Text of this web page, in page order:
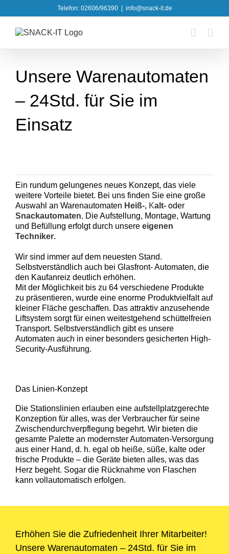
to
Telefon: 02606/96390 info@snack-it.de
Unsere Warenautomaten
– 24Std. für Sie im
Einsatz
Ein rundum gelungenes neues Konzept, das viele
weitere Vorteile bietet. Bei uns finden Sie eine große
Auswahl an Warenautomaten Heiß-, Kalt- oder
Snackautomaten. Die Aufstellung, Montage, Wartung
und Befüllung erfolgt durch unsere eigenen
Techniker.
Wir sind immer auf dem neuesten Stand.
Selbstverständlich auch bei Glasfront- Automaten, die
den Kaufanreiz deutlich erhöhen.
Mit der Möglichkeit bis zu 64 verschiedene Produkte
zu präsentieren, wurde eine enorme Produktvielfalt auf
kleiner Fläche geschaffen. Das attraktiv anzusehende
Liftsystem sorgt für einen weitestgehend schüttelfreien
Transport. Selbstverständlich gibt es unsere
Automaten auch in einer besonders gesicherten High-
Security-Ausführung.
Das Linien-Konzept
Die Stationslinien erlauben eine aufstellplatzgerechte
Konzeption für alles, was der Verbraucher für seine
Zwischendurchverpflegung begehrt. Wir bieten die
gesamte Palette an modernster Automaten-Versorgung
aus einer Hand, d. h. egal ob heiße, süße, kalte oder
frische Produkte – die Geräte bieten alles, was das
Herz begeht. Sogar die Rücknahme von Flaschen
kann vollautomatisch erfolgen.
Erhöhen Sie die Zufriedenheit Ihrer Mitarbeiter!
Unsere Warenautomaten – 24Std. für Sie im